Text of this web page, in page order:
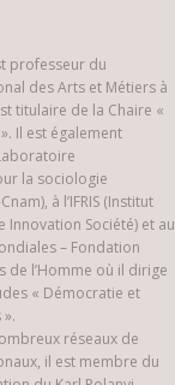
professeur du
des Arts et Métiers à
titulaire de la Chaire «
Il est également
la sociologie
à l’IFRIS (Institut
Innovation Société) et au
– Fondation
de l’Homme où il dirige
« Démocratie et
réseaux de
il est membre du